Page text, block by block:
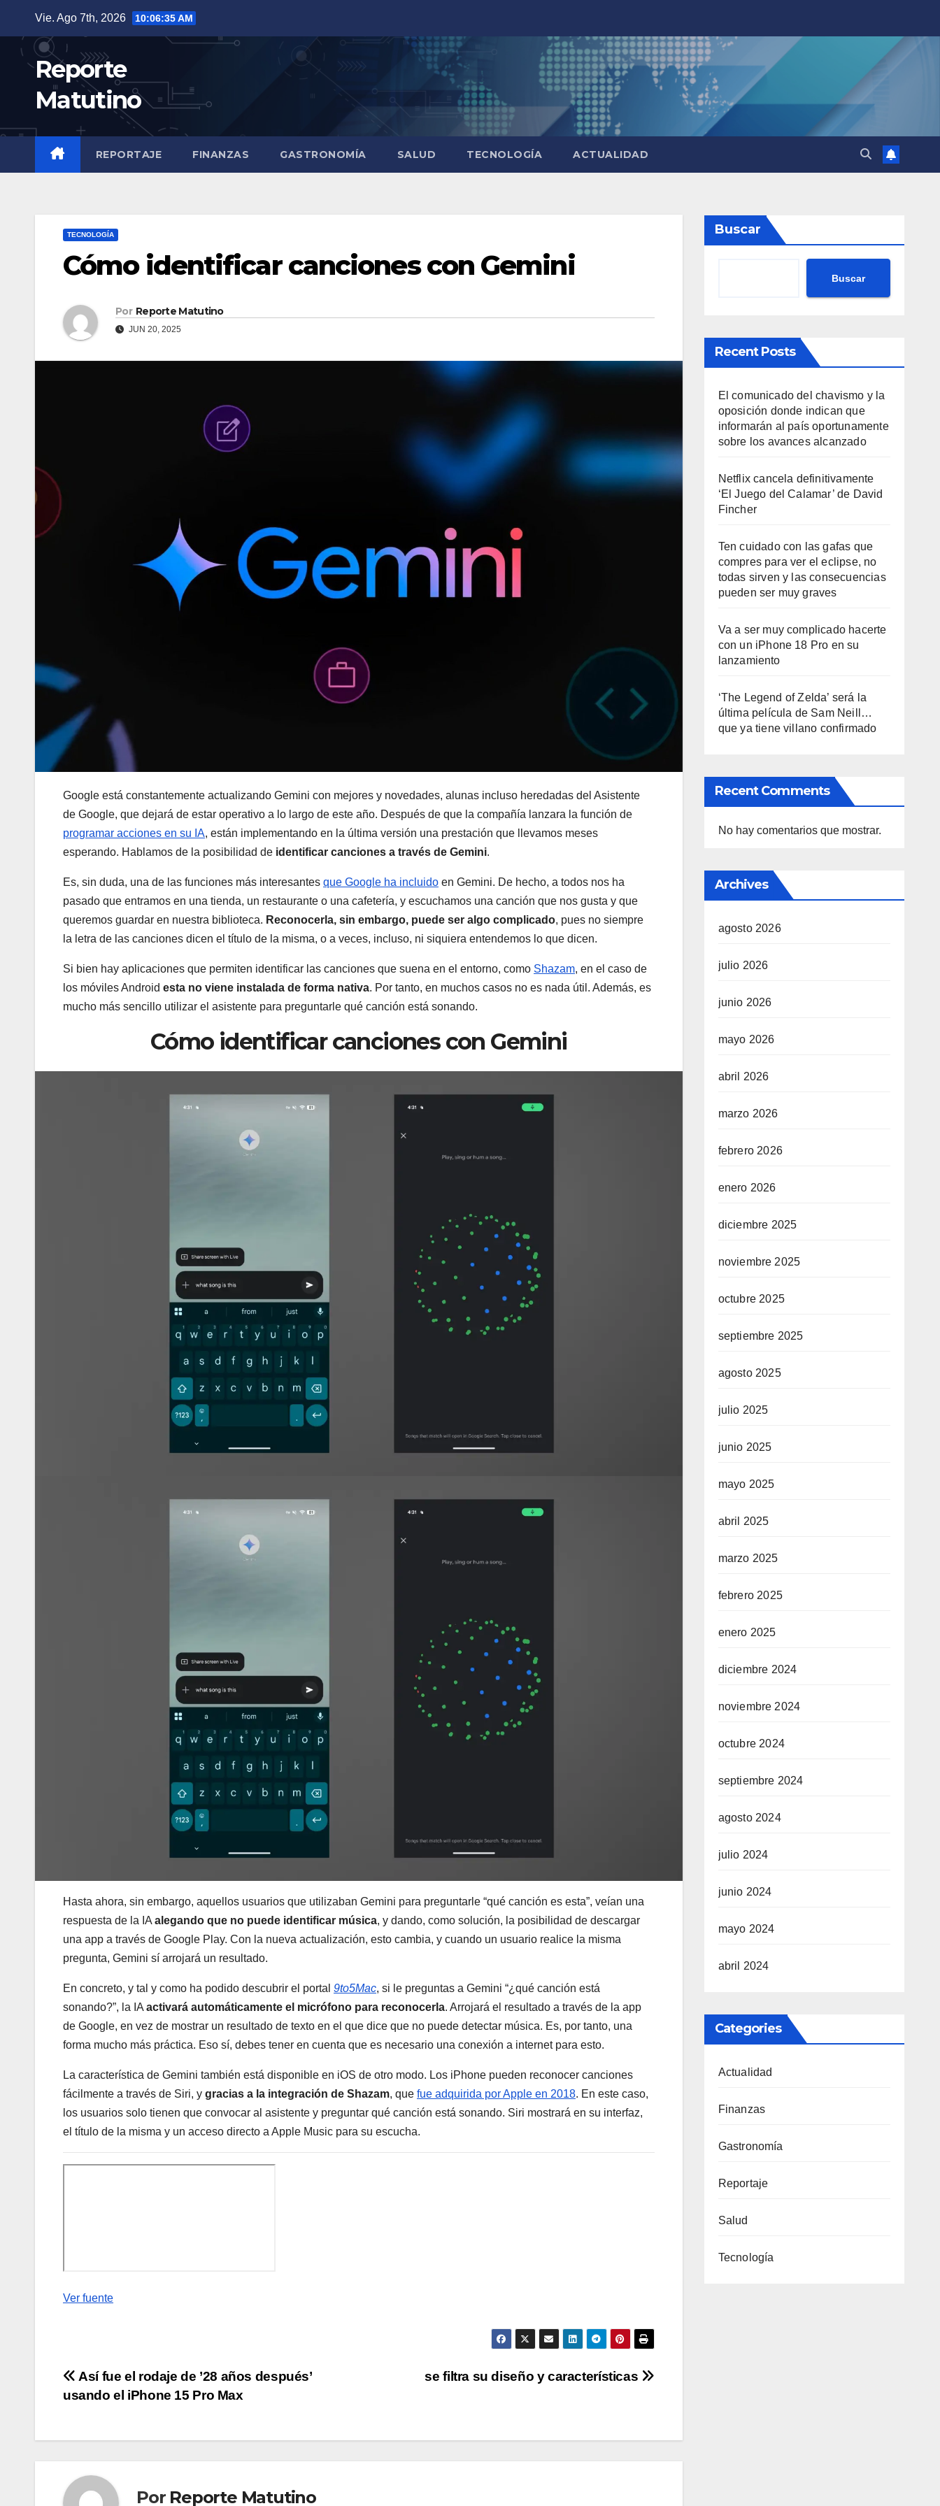
contenido
Vie. Ago 7th, 2026 10:06:36 AM
Reporte
Matutino
REPORTAJE FINANZAS GASTRONOMÍA SALUD TECNOLOGÍA ACTUALIDAD
TECNOLOGÍA
Cómo identificar canciones con Gemini
Por Reporte Matutino
JUN 20, 2025
Google está constantemente actualizando Gemini con mejores y novedades, alunas incluso heredadas del Asistente
de Google, que dejará de estar operativo a lo largo de este año. Después de que la compañía lanzara la función de
programar acciones en su IA, están implementando en la última versión una prestación que llevamos meses
esperando. Hablamos de la posibilidad de identificar canciones a través de Gemini.
Es, sin duda, una de las funciones más interesantes que Google ha incluido en Gemini. De hecho, a todos nos ha
pasado que entramos en una tienda, un restaurante o una cafetería, y escuchamos una canción que nos gusta y que
queremos guardar en nuestra biblioteca. Reconocerla, sin embargo, puede ser algo complicado, pues no siempre
la letra de las canciones dicen el título de la misma, o a veces, incluso, ni siquiera entendemos lo que dicen.
Si bien hay aplicaciones que permiten identificar las canciones que suena en el entorno, como Shazam, en el caso de
los móviles Android esta no viene instalada de forma nativa. Por tanto, en muchos casos no es nada útil. Además, es
mucho más sencillo utilizar el asistente para preguntarle qué canción está sonando.
Cómo identificar canciones con Gemini
Hasta ahora, sin embargo, aquellos usuarios que utilizaban Gemini para preguntarle “qué canción es esta”, veían una
respuesta de la IA alegando que no puede identificar música, y dando, como solución, la posibilidad de descargar
una app a través de Google Play. Con la nueva actualización, esto cambia, y cuando un usuario realice la misma
pregunta, Gemini sí arrojará un resultado.
En concreto, y tal y como ha podido descubrir el portal 9to5Mac, si le preguntas a Gemini “¿qué canción está
sonando?”, la IA activará automáticamente el micrófono para reconocerla. Arrojará el resultado a través de la app
de Google, en vez de mostrar un resultado de texto en el que dice que no puede detectar música. Es, por tanto, una
forma mucho más práctica. Eso sí, debes tener en cuenta que es necesario una conexión a internet para esto.
La característica de Gemini también está disponible en iOS de otro modo. Los iPhone pueden reconocer canciones
fácilmente a través de Siri, y gracias a la integración de Shazam, que fue adquirida por Apple en 2018. En este caso,
los usuarios solo tienen que convocar al asistente y preguntar qué canción está sonando. Siri mostrará en su interfaz,
el título de la misma y un acceso directo a Apple Music para su escucha.
Ver fuente
Navegación
entradas
se filtra su diseño y características
Así fue el rodaje de ’28 años después’
usando el iPhone 15 Pro Max
Por Reporte Matutino
Buscar
Buscar
Recent Posts
El comunicado del chavismo y la
oposición donde indican que
informarán al país oportunamente
sobre los avances alcanzado
Netflix cancela definitivamente
‘El Juego del Calamar’ de David
Fincher
Ten cuidado con las gafas que
compres para ver el eclipse, no
todas sirven y las consecuencias
pueden ser muy graves
Va a ser muy complicado hacerte
con un iPhone 18 Pro en su
lanzamiento
‘The Legend of Zelda’ será la
última película de Sam Neill…
que ya tiene villano confirmado
Recent Comments
No hay comentarios que mostrar.
Archives
agosto 2026
julio 2026
junio 2026
mayo 2026
abril 2026
marzo 2026
febrero 2026
enero 2026
diciembre 2025
noviembre 2025
octubre 2025
septiembre 2025
agosto 2025
julio 2025
junio 2025
mayo 2025
abril 2025
marzo 2025
febrero 2025
enero 2025
diciembre 2024
noviembre 2024
octubre 2024
septiembre 2024
agosto 2024
julio 2024
junio 2024
mayo 2024
abril 2024
Categories
Actualidad
Finanzas
Gastronomía
Reportaje
Salud
Tecnología